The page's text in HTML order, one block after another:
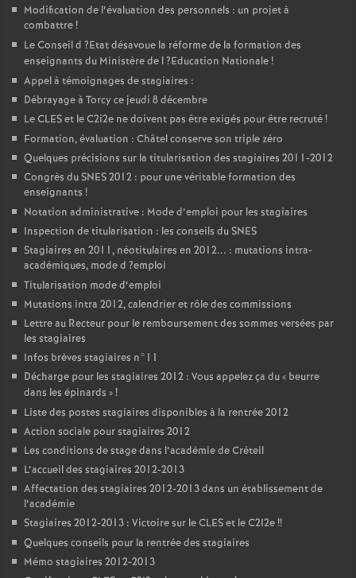
Modification de l’évaluation des personnels : un projet à
combattre!
Le Conseil d ?Etat désavoue la réforme de la formation des
enseignants du Ministère de l?Education Nationale!
Appel à témoignages de stagiaires :
Débrayage à Torcy ce jeudi 8 décembre
LeCLESet le C2i2e ne doivent pas être exigés pour être recruté!
Formation, évaluation : Châtel conserve son triple zéro
Quelques précisions sur la titularisation des stagiaires 2011-2012
Congrès duSNES2012 : pour une véritable formation des
enseignants !
Notation administrative : Mode d’emploi pour les stagiaires
Inspection de titularisation : les conseils duSNES
Stagiaires en 2011, néotitulaires en 2012... : mutations intra-
académiques, mode d ?emploi
Titularisation mode d’emploi
Mutations intra 2012, calendrier et rôle des commissions
Lettre au Recteur pour le remboursement des sommes versées par
les stagiaires
Infos brèves stagiaires n°11
Décharge pour les stagiaires 2012 : Vous appelez ça du « beurre
dans les épinards »!
Liste des postes stagiaires disponibles à la rentrée 2012
Action sociale pour stagiaires 2012
Les conditions de stage dans l’académie de Créteil
L’accueil des stagiaires 2012-2013
Affectation des stagiaires 2012-2013 dans un établissement de
l’académie
Stagiaires 2012-2013 : Victoire sur leCLESet le C2I2e!!
Quelques conseils pour la rentrée des stagiaires
Mémo stagiaires 2012-2013